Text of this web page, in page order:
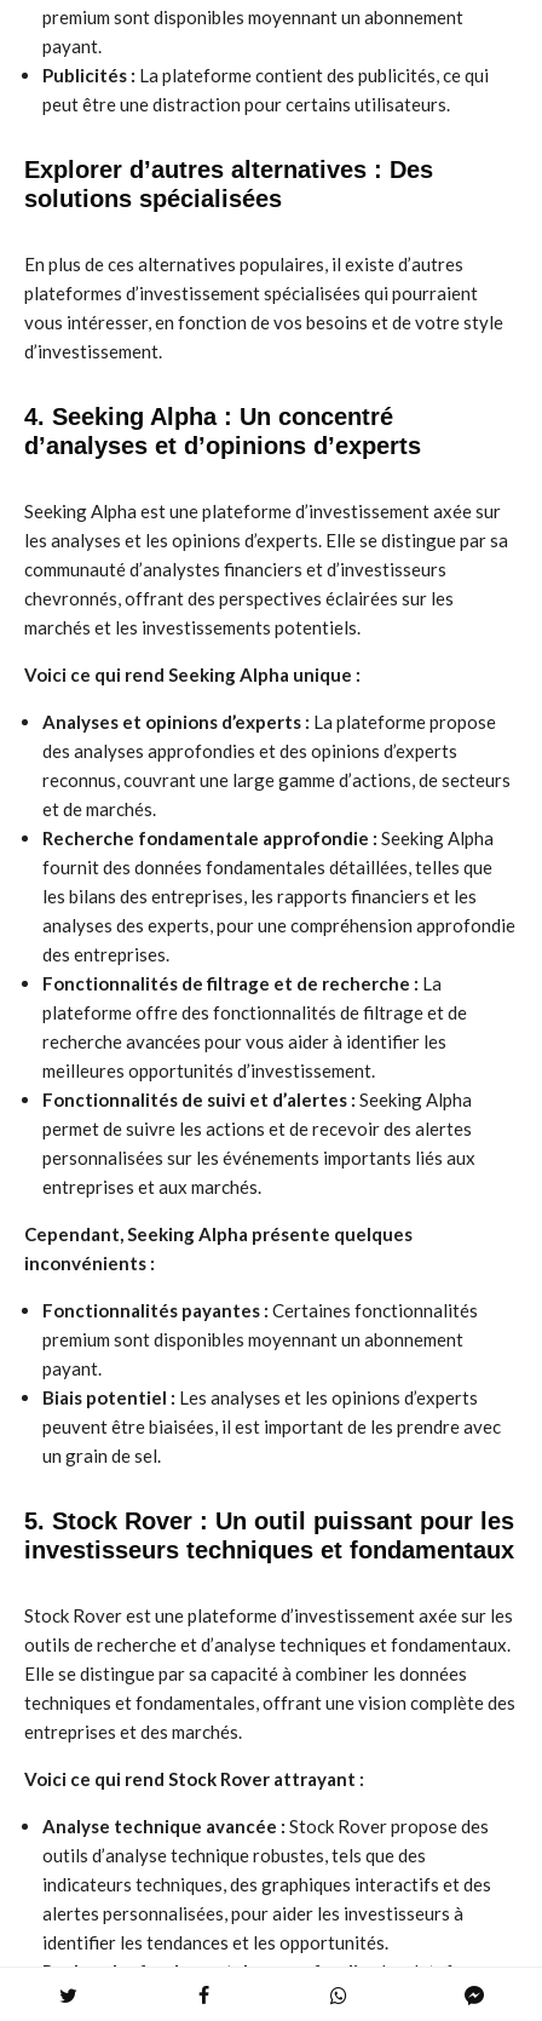
premium sont disponibles moyennant un abonnement
payant.
Publicités : La plateforme contient des publicités, ce qui
peut être une distraction pour certains utilisateurs.
Explorer d’autres alternatives : Des
solutions spécialisées
En plus de ces alternatives populaires, il existe d’autres
plateformes d’investissement spécialisées qui pourraient
vous intéresser, en fonction de vos besoins et de votre style
d’investissement.
4. Seeking Alpha: Un concentré
d’analyses et d’opinions d’experts
Seeking Alpha est une plateforme d’investissement axée sur
les analyses et les opinions d’experts. Elle se distingue par sa
communauté d’analystes financiers et d’investisseurs
chevronnés, offrant des perspectives éclairées sur les
marchés et les investissements potentiels.
Voici ce qui rend Seeking Alpha unique :
Analyses et opinions d’experts : La plateforme propose
des analyses approfondies et des opinions d’experts
reconnus, couvrant une large gamme d’actions, de secteurs
et de marchés.
Recherche fondamentale approfondie : Seeking Alpha
fournit des données fondamentales détaillées, telles que
les bilans des entreprises, les rapports financiers et les
analyses des experts, pour une compréhension approfondie
des entreprises.
Fonctionnalités de filtrage et de recherche : La
plateforme offre des fonctionnalités de filtrage et de
recherche avancées pour vous aider à identifier les
meilleures opportunités d’investissement.
Fonctionnalités de suivi et d’alertes : Seeking Alpha
permet de suivre les actions et de recevoir des alertes
personnalisées sur les événements importants liés aux
entreprises et aux marchés.
Cependant, Seeking Alpha présente quelques
inconvénients :
Fonctionnalités payantes : Certaines fonctionnalités
premium sont disponibles moyennant un abonnement
payant.
Biais potentiel : Les analyses et les opinions d’experts
peuvent être biaisées, il est important de les prendre avec
un grain de sel.
5. Stock Rover : Un outil puissant pour les
investisseurs techniques et fondamentaux
Stock Rover est une plateforme d’investissement axée sur les
outils de recherche et d’analyse techniques et fondamentaux.
Elle se distingue par sa capacité à combiner les données
techniques et fondamentales, offrant une vision complète des
entreprises et des marchés.
Voici ce qui rend Stock Rover attrayant :
Analyse technique avancée : Stock Rover propose des
outils d’analyse technique robustes, tels que des
indicateurs techniques, des graphiques interactifs et des
alertes personnalisées, pour aider les investisseurs à
identifier les tendances et les opportunités.
Recherche fondamentale approfondie :
La plateforme
fournit des données fondamentales détaillées, telles que